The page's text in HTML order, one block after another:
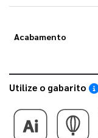
Acabamento
Utilize o gabarito